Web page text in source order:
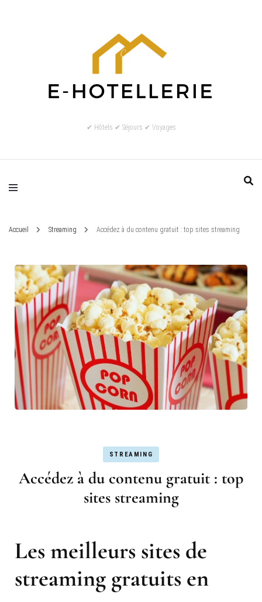
✔ Hôtels ✔ Séjours ✔ Voyages
Accueil Streaming Accédez à du contenu gratuit : top sites streaming
STREAMING
Accédez à du contenu gratuit : top
sites streaming
Les meilleurs sites de
streaming gratuits en